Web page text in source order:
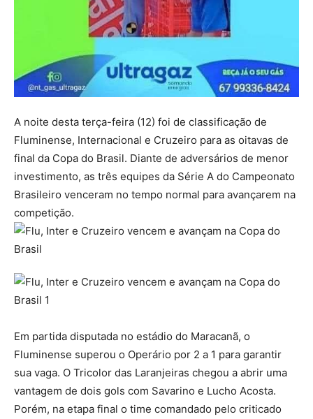
A noite desta terça-feira (12) foi de classificação de
Fluminense, Internacional e Cruzeiro para as oitavas de
final da Copa do Brasil. Diante de adversários de menor
investimento, as três equipes da Série A do Campeonato
Brasileiro venceram no tempo normal para avançarem na
competição.
Em partida disputada no estádio do Maracanã, o
Fluminense superou o Operário por 2 a 1 para garantir
sua vaga. O Tricolor das Laranjeiras chegou a abrir uma
vantagem de dois gols com Savarino e Lucho Acosta.
Porém, na etapa final o time comandado pelo criticado